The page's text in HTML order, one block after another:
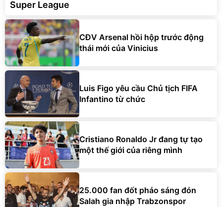
Super League
CĐV Arsenal hồi hộp trước động
thái mới của Vinicius
Luis Figo yêu cầu Chủ tịch FIFA
Infantino từ chức
Cristiano Ronaldo Jr đang tự tạo
một thế giới của riêng mình
25.000 fan đốt pháo sáng đón
Salah gia nhập Trabzonspor